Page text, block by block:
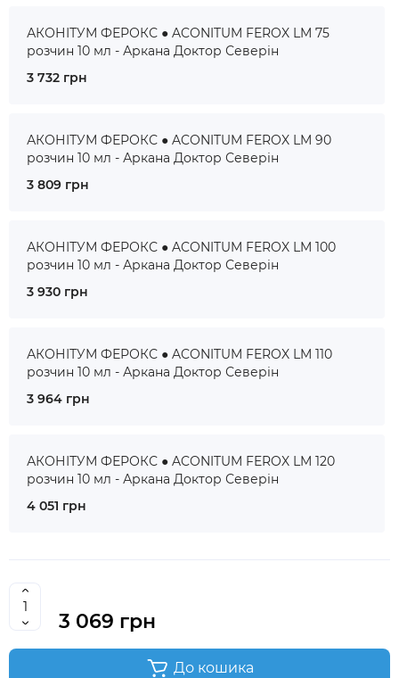
АКОНІТУМ ФЕРОКС ● ACONITUM FEROX LM 75
розчин 10 мл - Аркана Доктор Северін
3 732 грн
АКОНІТУМ ФЕРОКС ● ACONITUM FEROX LM 90
розчин 10 мл - Аркана Доктор Северін
3 809 грн
АКОНІТУМ ФЕРОКС ● ACONITUM FEROX LM 100
розчин 10 мл - Аркана Доктор Северін
3 930 грн
АКОНІТУМ ФЕРОКС ● ACONITUM FEROX LM 110
розчин 10 мл - Аркана Доктор Северін
3 964 грн
АКОНІТУМ ФЕРОКС ● ACONITUM FEROX LM 120
розчин 10 мл - Аркана Доктор Северін
4 051 грн
3 069 грн
До кошика